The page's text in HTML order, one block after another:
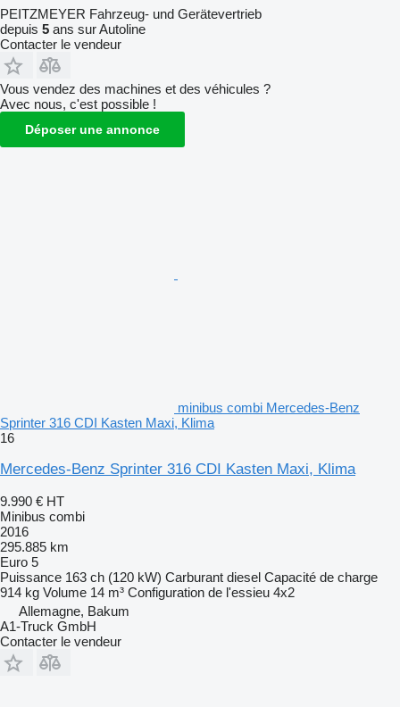
PEITZMEYER Fahrzeug- und Gerätevertrieb
depuis 5 ans sur Autoline
Contacter le vendeur
Vous vendez des machines et des véhicules ?
Avec nous, c'est possible !
Déposer une annonce
minibus combi Mercedes-Benz
Sprinter 316 CDI Kasten Maxi, Klima
16
Mercedes-Benz Sprinter 316 CDI Kasten Maxi, Klima
9.990 € HT
Minibus combi
2016
295.885 km
Euro 5
Puissance 163 ch (120 kW) Carburant diesel Capacité de charge
914 kg Volume 14 m³ Configuration de l'essieu 4x2
Allemagne, Bakum
A1-Truck GmbH
Contacter le vendeur